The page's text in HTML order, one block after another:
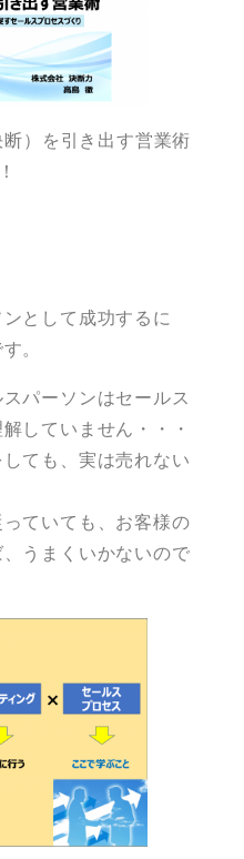
）を引き出す営業術
として成功するに
。
パーソンはセールス
していません・・・
ても、実は売れない
ていても、お客様の
うまくいかないので